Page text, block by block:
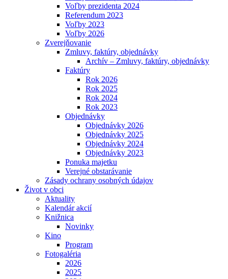
Voľby prezidenta 2024
Referendum 2023
Voľby 2023
Voľby 2026
Zverejňovanie
Zmluvy, faktúry, objednávky
Archív – Zmluvy, faktúry, objednávky
Faktúry
Rok 2026
Rok 2025
Rok 2024
Rok 2023
Objednávky
Objednávky 2026
Objednávky 2025
Objednávky 2024
Objednávky 2023
Ponuka majetku
Verejné obstarávanie
Zásady ochrany osobných údajov
Život v obci
Aktuality
Kalendár akcií
Knižnica
Novinky
Kino
Program
Fotogaléria
2026
2025